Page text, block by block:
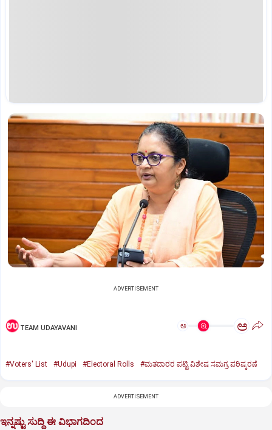
ADVERTISEMENT
TEAM UDAYAVANI ಅ ಅ
#Voters' List #Udupi #Electoral Rolls #ಮತದಾರರ ಪಟ್ಟಿ ವಿಶೇಷ ಸಮಗ್ರ ಪರಿಷ್ಕರಣೆ
ADVERTISEMENT
ಇನ್ನಷ್ಟು ಸುದ್ದಿ ಈ ವಿಭಾಗದಿಂದ